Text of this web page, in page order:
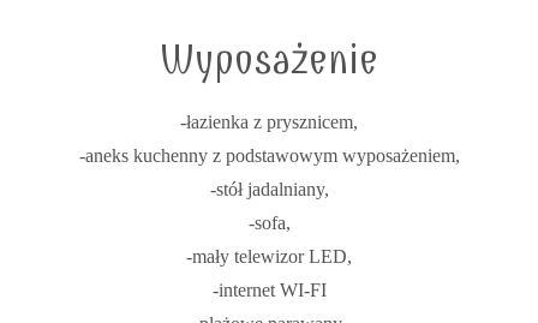
Wyposażenie
-łazienka z prysznicem,
-aneks kuchenny z podstawowym wyposażeniem,
-stół jadalniany,
-sofa,
-mały telewizor LED,
-internet WI-FI